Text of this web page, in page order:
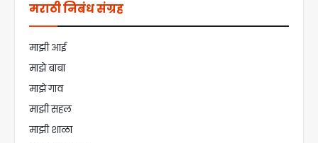
मराठी निबंध संग्रह
माझी आई
माझे बाबा
माझे गाव
माझी सहल
माझी शाळा